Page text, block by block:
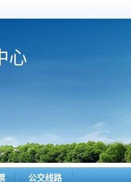
心
公交线路